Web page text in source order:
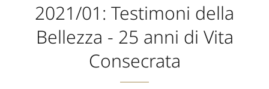
2021/01: Testimoni della
Bellezza - 25 anni di Vita
Consecrata